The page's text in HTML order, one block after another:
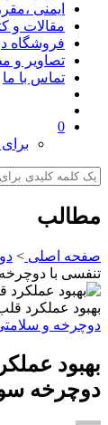
ایمنی
مقالات و
فروشگاه
تصاویر و
تماس با ما
0
مطالب
صفحه اصلی >
تنفسی با
بهبود عملکرد
دوچرخه و
بهبود
دوچرخه